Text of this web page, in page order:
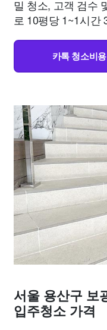
밀 청소, 고객 검수
로 10평당 1~1시간
카톡 청소비
서울 용산구 보
입주청소 가격